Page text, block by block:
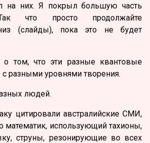
на них. Я покрыл большую часть
что просто продолжайте
(слайды), пока это не будет
том, что эти разные квантовые
разными уровнями творения.
людей.
цитировали австралийские СМИ,
математик, использующий тахионы,
струны, резонирующие во всех